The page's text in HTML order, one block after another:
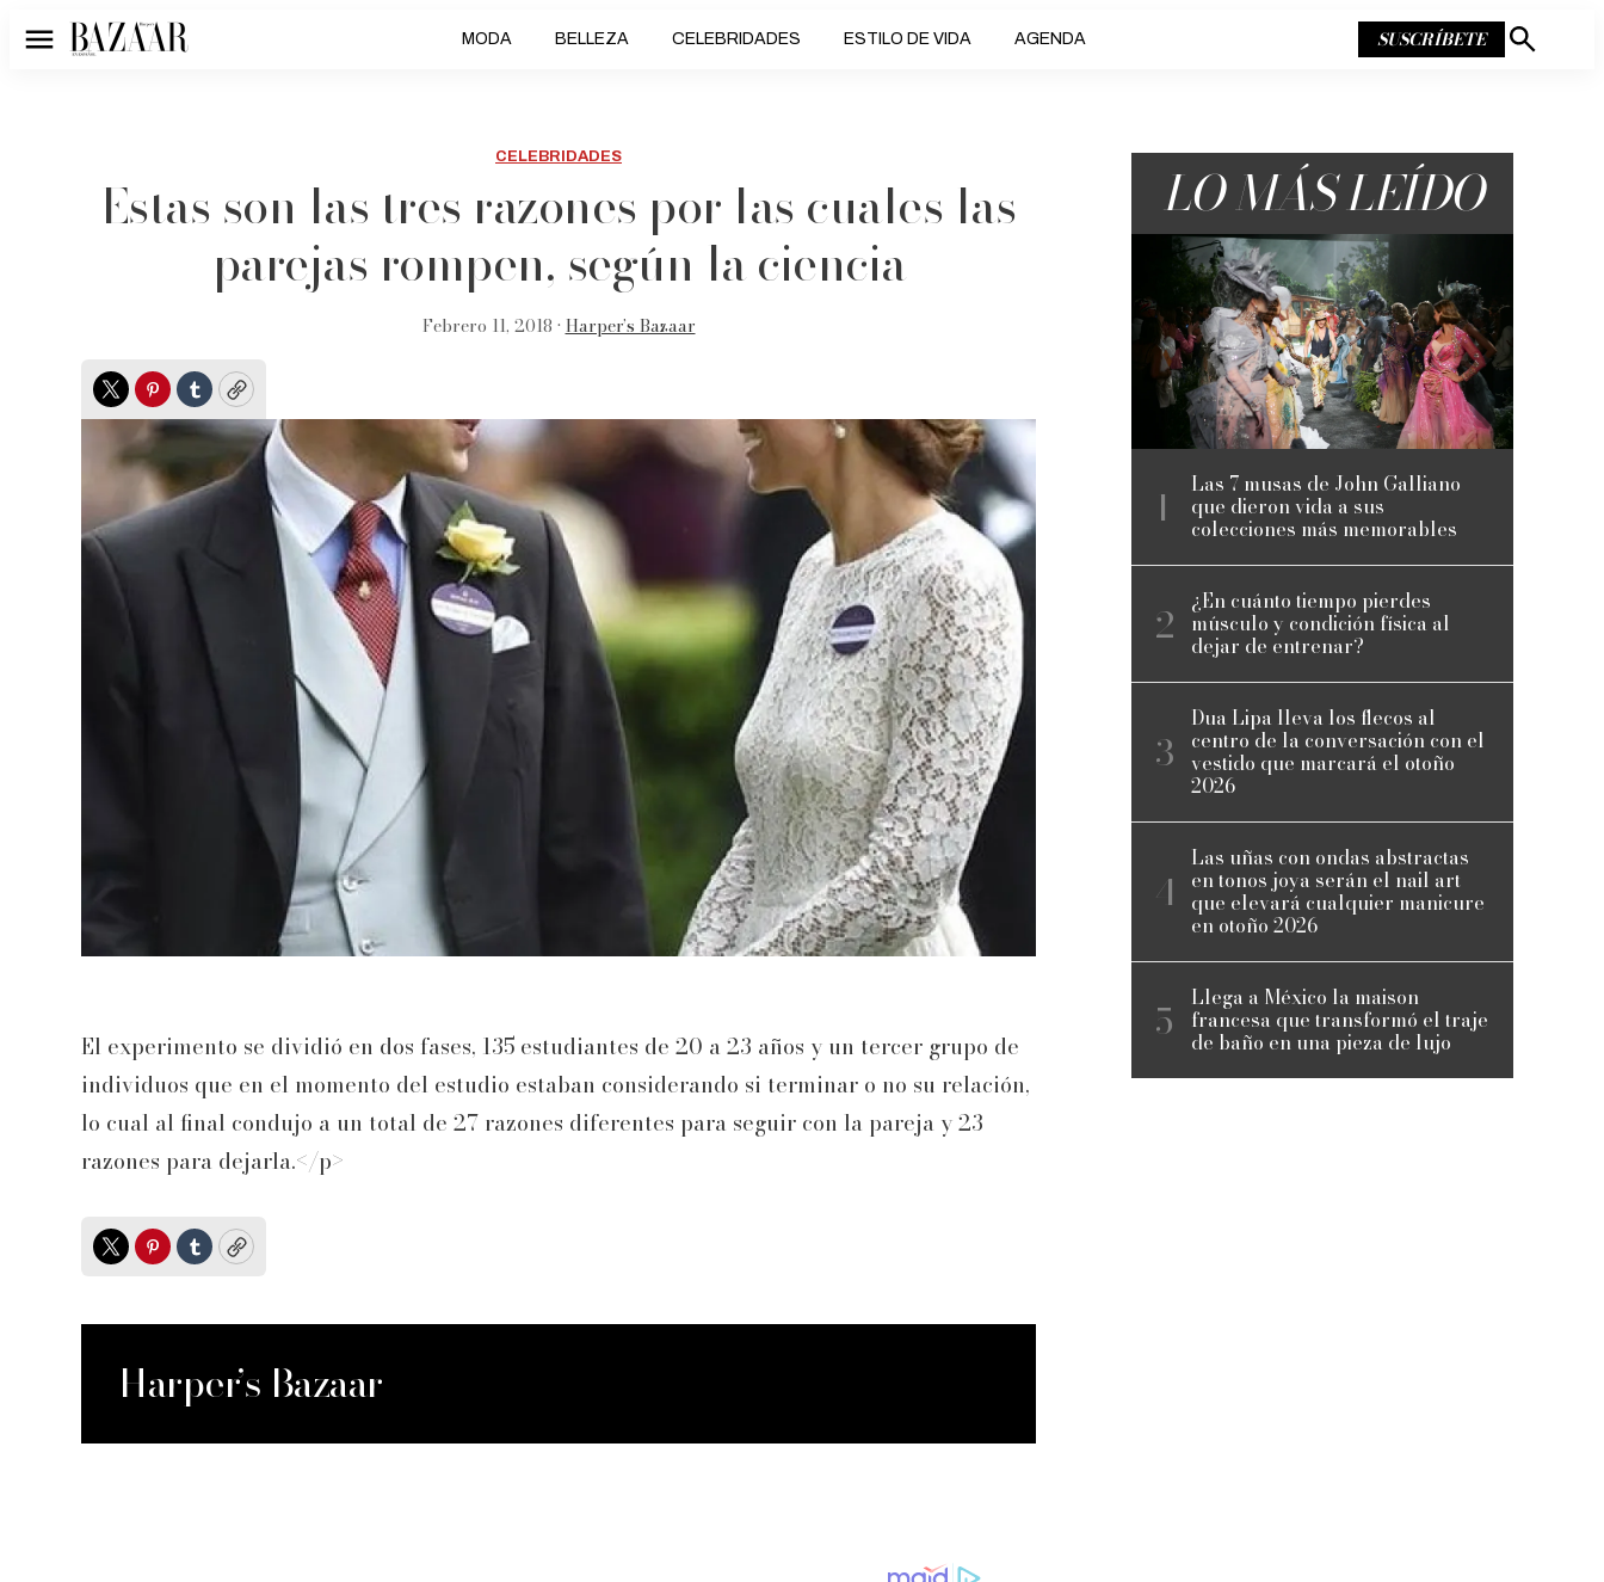
Menú MODA BELLEZA CELEBRIDADES ESTILO DE VIDA AGENDA SUSCRÍBETE
Mostrar
CELEBRIDADES
Estas son las tres razones por las cuales las
parejas rompen, según la ciencia
Febrero 11, 2018 • Harper’s Bazaar
TwitterPinterest
TumblrCopy
El experimento se dividió en dos fases, 135 estudiantes de 20 a 23 años y un tercer grupo de
individuos que en el momento del estudio estaban considerando si terminar o no su relación,
lo cual al final condujo a un total de 27 razones diferentes para seguir con la pareja y 23
razones para dejarla.</p>
TwitterPinterest
TumblrCopy
Harper’s Bazaar
LO MÁS LEÍDO
Las 7 musas de John Galliano
que dieron vida a sus
colecciones más memorables
¿En cuánto tiempo pierdes
músculo y condición física al
dejar de entrenar?
Dua Lipa lleva los flecos al
centro de la conversación con el
vestido que marcará el otoño
2026
Las uñas con ondas abstractas
en tonos joya serán el nail art
que elevará cualquier manicure
en otoño 2026
Llega a México la maison
francesa que transformó el traje
de baño en una pieza de lujo